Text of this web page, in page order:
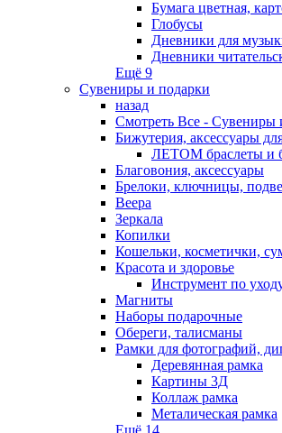
Бумага цветная,
Глобусы
Дневники для
Дневники
Ещё 9
Сувениры и подарки
назад
Смотреть Все - Сувениры
Бижутерия, аксессуары
ЛЕТОМ браслеты и
Благовония, аксессуары
Брелоки, ключницы,
Веера
Зеркала
Копилки
Кошельки, косметички,
Красота и здоровье
Инструмент по
Магниты
Наборы подарочные
Обереги, талисманы
Рамки для фотографий,
Деревянная рамка
Картины 3Д
Коллаж рамка
Металическая рамка
Ещё 14